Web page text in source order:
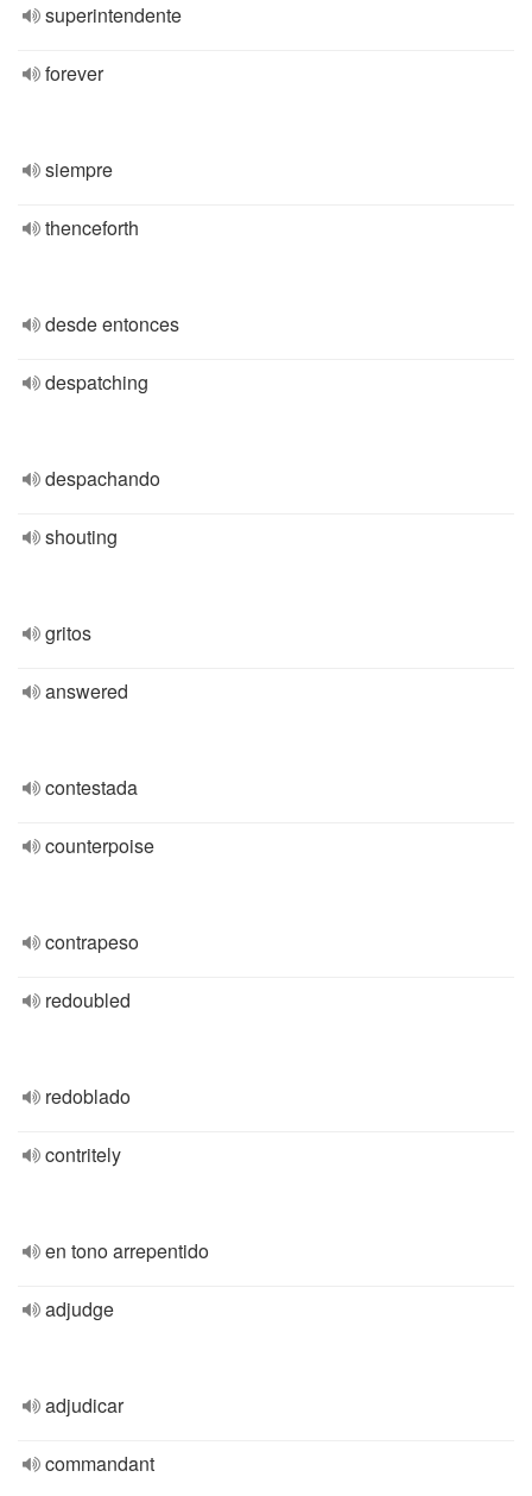
superintendente
forever
siempre
thenceforth
desde entonces
despatching
despachando
shouting
gritos
answered
contestada
counterpoise
contrapeso
redoubled
redoblado
contritely
en tono arrepentido
adjudge
adjudicar
commandant